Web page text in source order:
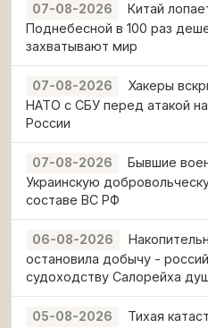
07-08-2026
Китай
Поднебесной в 100 раз
захватывают мир
07-08-2026
Хакеры
НАТО с СБУ перед атакой
России
07-08-2026
Бывшие
Украинскую
составе ВС РФ
06-08-2026
остановила добычу -
судоходству Салорейха
05-08-2026 Тихая